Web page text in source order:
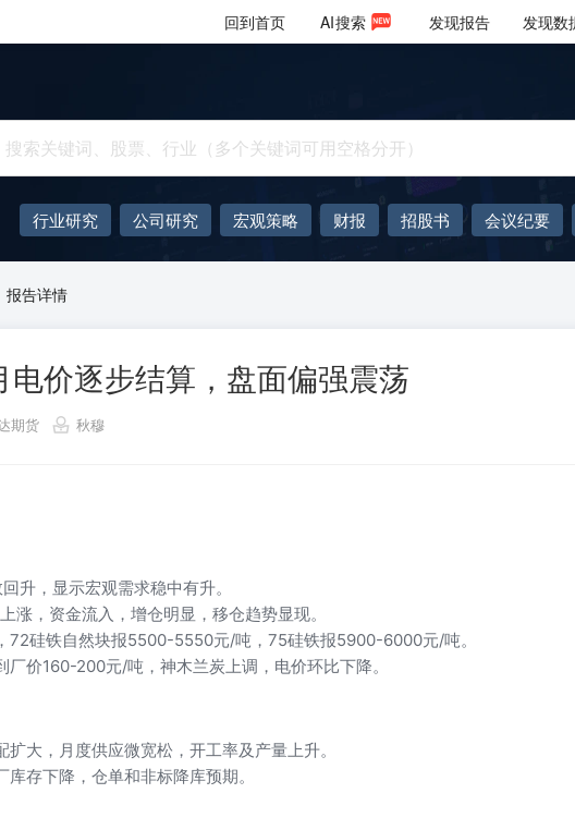
回到首页 AI搜索 发现报告 发现数
行业研究 公司研究 宏观策略 财报 招股书 会议纪要
AIGC
大模型
报告详情
价逐步结算，盘面偏强震荡
期货 秋穆
升，显示宏观需求稳中有升。
涨，资金流入，增仓明显，移仓趋势显现。
72硅铁自然块报5500-5550元/吨，75硅铁报5900-6000元/吨。
厂价160-200元/吨，神木兰炭上调，电价环比下降。
大，月度供应微宽松，开工率及产量上升。
存下降，仓单和非标降库预期。